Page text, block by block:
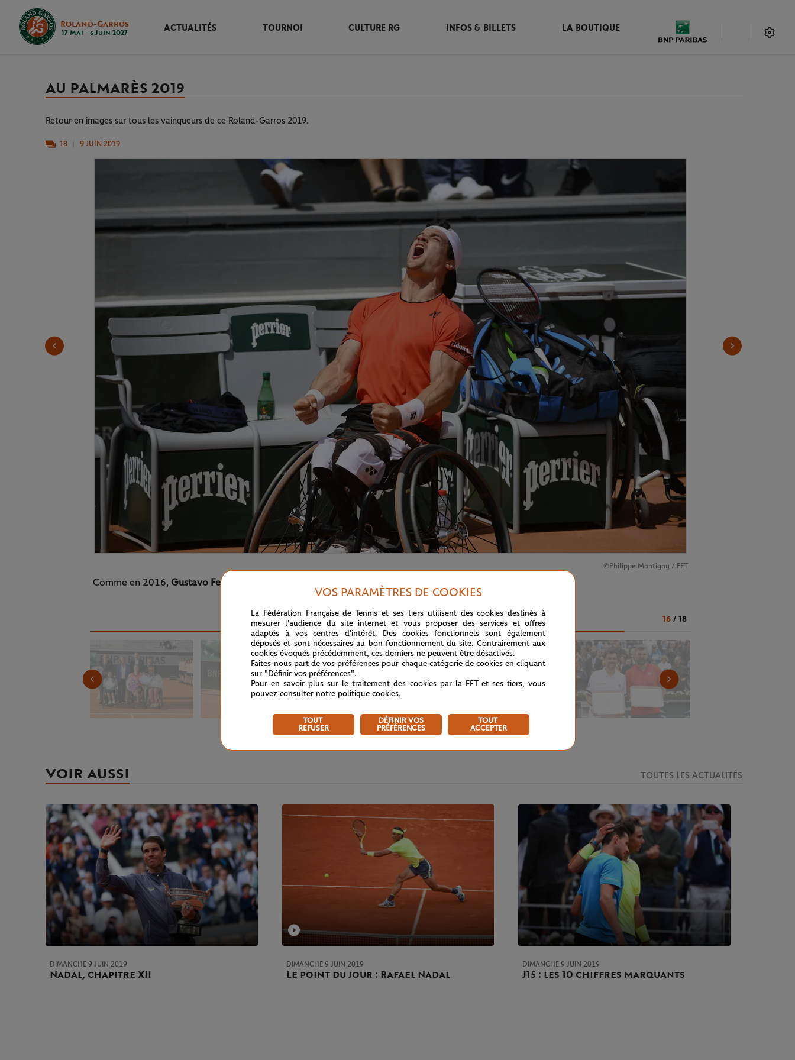
Roland-Garros
17 Mai - 6 Juin 2027
ACTUALITÉS TOURNOI CULTURE RG INFOS & BILLETS LA BOUTIQUE
AU PALMARÈS 2019
Retour en images sur tous les vainqueurs de ce Roland-Garros 2019.
18 9 JUIN 2019
©Philippe Montigny / FFT
Comme en 2016, Gustavo Fernandez
16/ 18
VOIR AUSSI TOUTES LES ACTUALITÉS
DIMANCHE 9 JUIN 2019
Nadal, chapitre XII
DIMANCHE 9 JUIN 2019
Le point du jour : Rafael Nadal
DIMANCHE 9 JUIN 2019
J15 : les 10 chiffres marquants
VOS PARAMÈTRES DE COOKIES
La Fédération Française de Tennis et ses tiers utilisent des cookies destinés à
mesurer l'audience du site internet et vous proposer des services et offres
adaptés à vos centres d'intérêt. Des cookies fonctionnels sont également
déposés et sont nécessaires au bon fonctionnement du site. Contrairement aux
cookies évoqués précédemment, ces derniers ne peuvent être désactivés.
Faites-nous part de vos préférences pour chaque catégorie de cookies en cliquant
sur "Définir vos préférences".
Pour en savoir plus sur le traitement des cookies par la FFT et ses tiers, vous
pouvez consulter notre politique cookies.
TOUT
REFUSER
DÉFINIR VOS
PRÉFÉRENCES
TOUT
ACCEPTER